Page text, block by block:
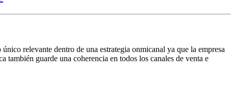
único relevante dentro de una estrategia onmicanal ya que la empresa
guarde una coherencia en todos los canales de venta e